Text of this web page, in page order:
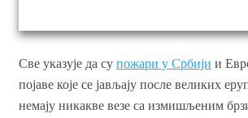
Све указује да су пожари у Србији и
појаве које се јављају после великих
немају никакве везе са измишљеним